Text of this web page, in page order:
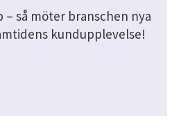
– så möter branschen nya
kundupplevelse!